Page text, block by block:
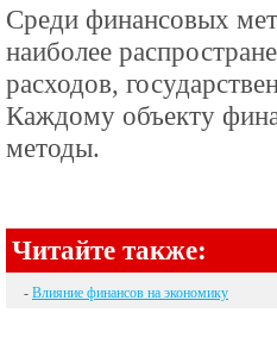
Среди финансовых
наиболее
расходов,
Каждому объекту
методы.
Читайте также:
- Влияние финансов на экономику